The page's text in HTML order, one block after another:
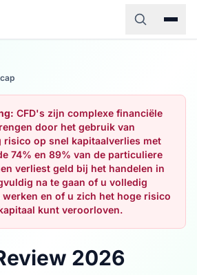
CFD's zijn complexe financiële
door het gebruik van
risico op snel kapitaalverlies met
74% en 89% van de particuliere
verliest geld bij het handelen in
na te gaan of u volledig
en of u zich het hoge risico
kunt veroorloven.
2026